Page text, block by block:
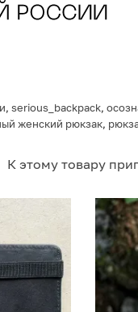
, serious_backpack,
женский рюкзак,
К этому товару